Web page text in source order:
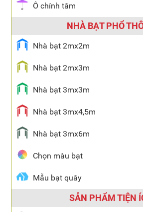
Ô chính tâm
NHÀ BẠT PHỔ
Nhà bạt 2mx2m
Nhà bạt 2mx3m
Nhà bạt 3mx3m
Nhà bạt 3mx4,5m
Nhà bạt 3mx6m
Chọn màu bạt
Mẫu bạt quây
SẢN PHẨM TIỆN